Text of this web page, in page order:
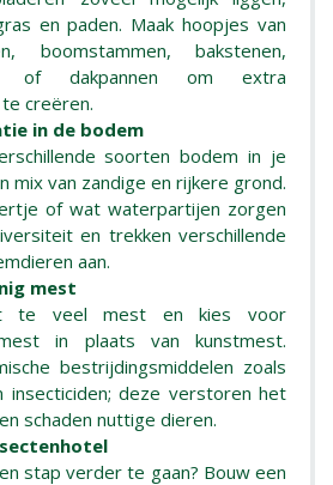
en paden. Maak hoopjes van
boomstammen, bakstenen,
of dakpannen om extra
creëren.
in de bodem
soorten bodem in je
mix van zandige en rijkere grond.
of wat waterpartijen zorgen
en trekken verschillende
aan.
mest
te veel mest en kies voor
in plaats van kunstmest.
bestrijdingsmiddelen zoals
insecticiden; deze verstoren het
schaden nuttige dieren.
stap verder te gaan? Bouw een